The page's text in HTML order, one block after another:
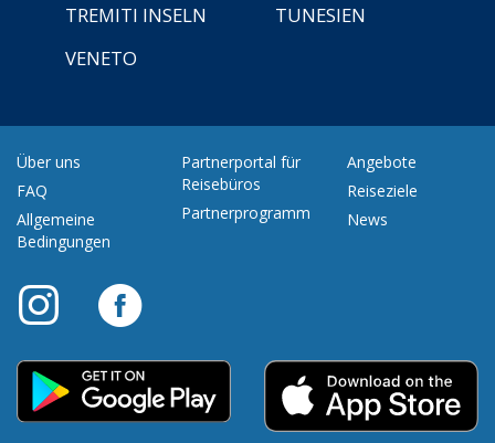
TREMITI INSELN
TUNESIEN
VENETO
Über uns
FAQ
Allgemeine
Bedingungen
Partnerportal für
Reisebüros
Partnerprogramm
Angebote
Reiseziele
News